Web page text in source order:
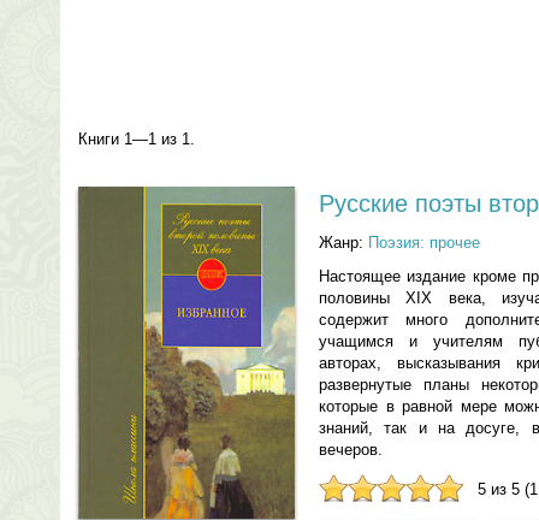
Книги 1—1 из 1.
Русские поэты
Жанр: Поэзия: прочее
Настоящее издание кроме
половины XIX века,
содержит много
учащимся и учителям
авторах, высказывания
развернутые планы
которые в равной мере
знаний, так и на досуге,
вечеров.
5 из 5